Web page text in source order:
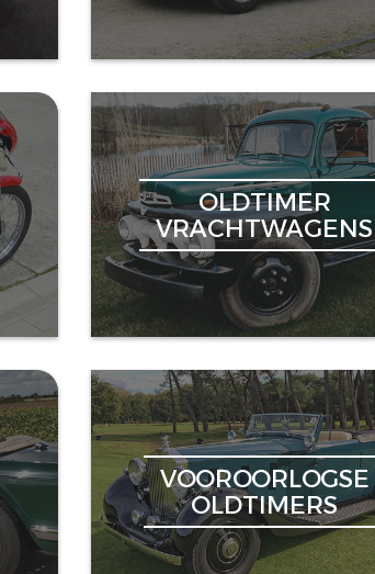
OLDTIMER
VRACHTWAGENS
VOOROORLOGSE
OLDTIMERS